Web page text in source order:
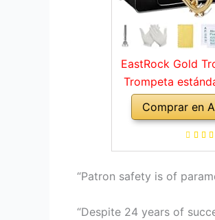
EastRock Gold
Trompeta
con estuche
tela, boquilla 7C,
musicales para
principiantes
Comprar en
“Patron safety is of
“Despite 24 years of